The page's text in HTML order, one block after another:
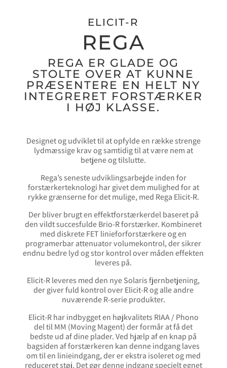
ELICIT-R
REGA
REGA ER GLADE OG
STOLTE OVER AT KUNNE
PRÆSENTERE EN HELT NY
INTEGRERET FORSTÆRKER
I HØJ KLASSE.
Designet og udviklet til at opfylde en række strenge
lydmæssige krav og samtidig til at være nem at
betjene og tilslutte.
Rega’s seneste udviklingsarbejde inden for
forstærkerteknologi har givet dem mulighed for at
rykke grænserne for det mulige, med Rega Elicit-R.
Der bliver brugt en effektforstærkerdel baseret på
den vildt succesfulde Brio-R forstærker. Kombineret
med diskrete FET linieforforstærkere og en
programerbar attenuator volumekontrol, der sikrer
endnu bedre lyd og stor kontrol over måden effekten
leveres på.
Elicit-R leveres med den nye Solaris fjernbetjening,
der giver fuld kontrol over Elicit-R og alle andre
nuværende R-serie produkter.
Elicit-R har indbygget en højkvalitets RIAA / Phono
del til MM (Moving Magent) der formår at få det
bedste ud af dine plader. Ved hjælp af en knap på
bagsiden af forstærkeren kan denne indgang laves
om til en linieindgang, der er ekstra isoleret og med
reduceret støj. Det gør denne indgang specielt egnet